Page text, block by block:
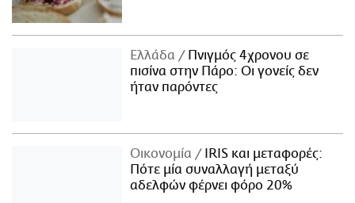
Ελλάδα
Πνιγμός 4χρονου σε
πισίνα στην Πάρο: Οι γονείς δεν
ήταν παρόντες
Οικονομία
IRIS και μεταφορές:
Πότε μία συναλλαγή μεταξύ
αδελφών φέρνει φόρο 20%